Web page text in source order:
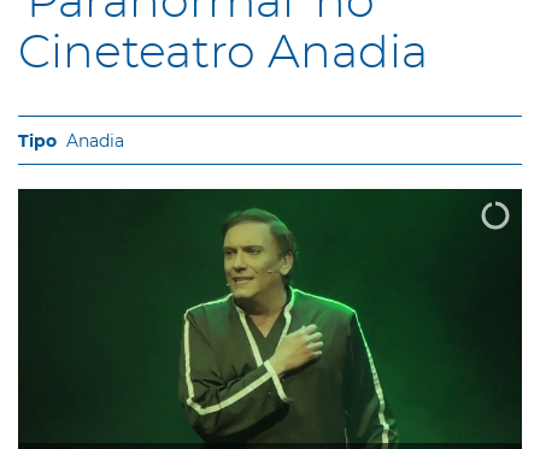
Cineteatro Anadia
Anadia